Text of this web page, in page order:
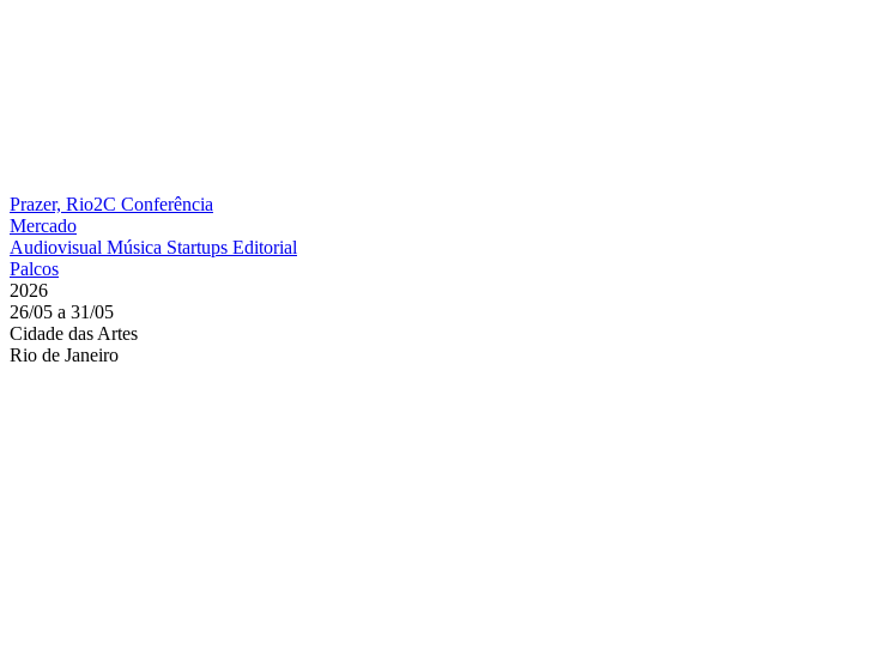
Prazer, Rio2C Conferência
Mercado
Audiovisual Música Startups Editorial
Palcos
2026
26/05 a 31/05
Cidade das Artes
Rio de Janeiro